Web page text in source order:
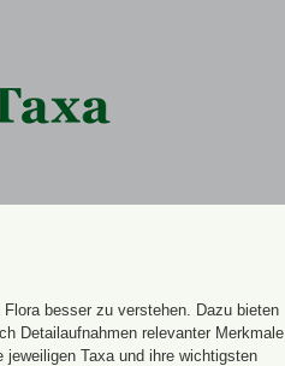
besser zu verstehen. Dazu bieten
Detailaufnahmen relevanter Merkmale
Taxa und ihre wichtigsten